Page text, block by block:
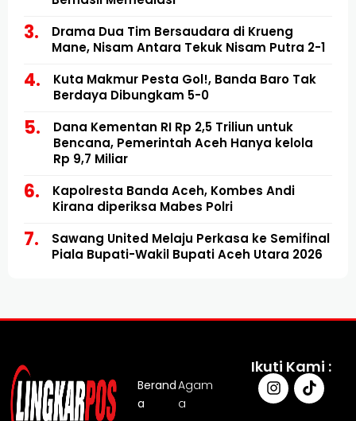
Drama Dua Tim Bersaudara di Krueng
Mane, Nisam Antara Tekuk Nisam Putra 2-1
Kuta Makmur Pesta Gol!, Banda Baro Tak
Berdaya Dibungkam 5-0
Dana Kementan RI Rp 2,5 Triliun untuk
Bencana, Pemerintah Aceh Hanya kelola
Rp 9,7 Miliar
Kapolresta Banda Aceh, Kombes Andi
Kirana diperiksa Mabes Polri
Sawang United Melaju Perkasa ke Semifinal
Piala Bupati-Wakil Bupati Aceh Utara 2026
Berand
a
Agam
a
Ikuti Kami :